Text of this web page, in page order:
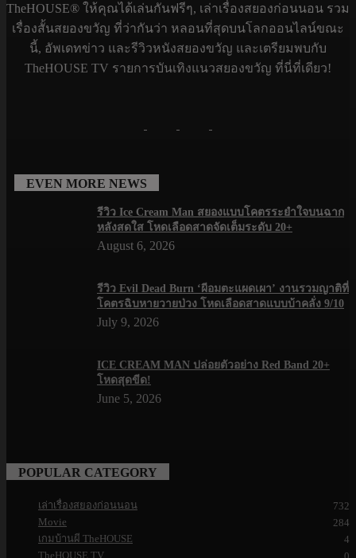
TheHOUSE® ให้คุณได้เล่นกันฟรีๆ, เล่าเรื่องสยองก่อนนอน รวม
เรื่องสั้นสยองขวัญ ที่ว่ากันว่า หลอนที่สุดบนโลกออนไลน์ขณะ
นี้, อัพเดทข่าว และรีวิวหนังสยองขวัญ และเตรียมพบกับ
TheHOUSE TV รายการบันเทิงแนวสยองขวัญ ที่นี่ที่เดียว!
EVEN MORE NEWS
รีวิว Ice Cream Man สยองแบบโคตรระยำใจบนฉาก
หลังสดใส โหดเลือดสาดจัดเต็มระดับ 20+
August 6, 2026
รีวิว Evil Dead Burn ‘ผีอมตะแผดเผา’ งานรวมญาติที่
โคตรฉิบหายวายป่วง โหดเลือดสาดแบบบ้าคลั่ง 9/10
July 9, 2026
ICE CREAM MAN ปล่อยตัวอย่าง Red Band 20+
โหดสุดขีด!
June 5, 2026
POPULAR CATEGORY
เล่าเรื่องสยองก่อนนอน
732
Movie
284
เกมบ้านผี TheHOUSE
4
TheHOUSE TV